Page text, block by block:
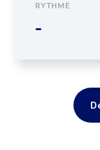
RYTHME
-